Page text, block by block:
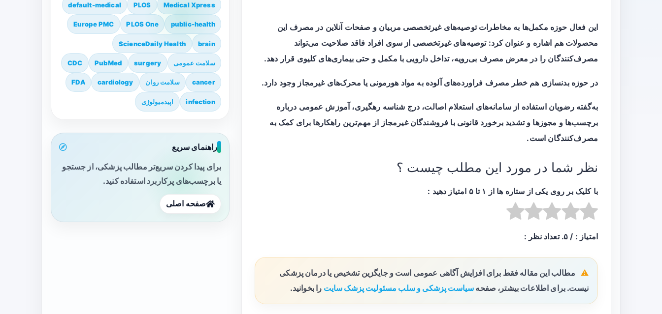
این فعال حوزه مکمل‌ها به مخاطرات توصیه‌های غیرتخصصی مربیان و صفحات آنلاین در مصرف این
محصولات هم اشاره و عنوان کرد: توصیه‌های غیرتخصصی از سوی افراد فاقد صلاحیت می‌تواند
مصرف‌کنندگان را در معرض مصرف بی‌رویه، تداخل دارویی با مکمل و حتی بیماری‌های کلیوی قرار دهد.
در حوزه بدنسازی هم خطر مصرف فراورده‌های آلوده به مواد هورمونی یا محرک‌های غیرمجاز وجود دارد.
به‌گفته رضویان استفاده از سامانه‌های استعلام اصالت، درج شناسه رهگیری، آموزش عمومی درباره
برچسب‌ها و مجوزها و تشدید برخورد قانونی با فروشندگان غیرمجاز از مهم‌ترین راهکارها برای کمک به
مصرف‌کنندگان است.
نظر شما در مورد این مطلب چیست ؟
با کلیک بر روی یکی از ستاره ها از ۱ تا ۵ امتیاز دهید :
امتیاز : / ۵. تعداد نظر :
مطالب این مقاله فقط برای افزایش آگاهی عمومی است و جایگزین تشخیص یا درمان پزشکی
نیست. برای اطلاعات بیشتر، صفحه سیاست پزشکی و سلب مسئولیت پزشک سایت را بخوانید.
Medical Xpress
PLOS
default-medical
public-health
PLOS One
Europe PMC
brain
ScienceDaily Health
سلامت عمومی surgery
PubMed
CDC
cancer سلامت روان cardiology
FDA
infection اپیدمیولوژی
راهنمای سریع
برای پیدا کردن سریع‌تر مطالب پزشکی، از جستجو
یا برچسب‌های پرکاربرد استفاده کنید.
صفحه اصلی